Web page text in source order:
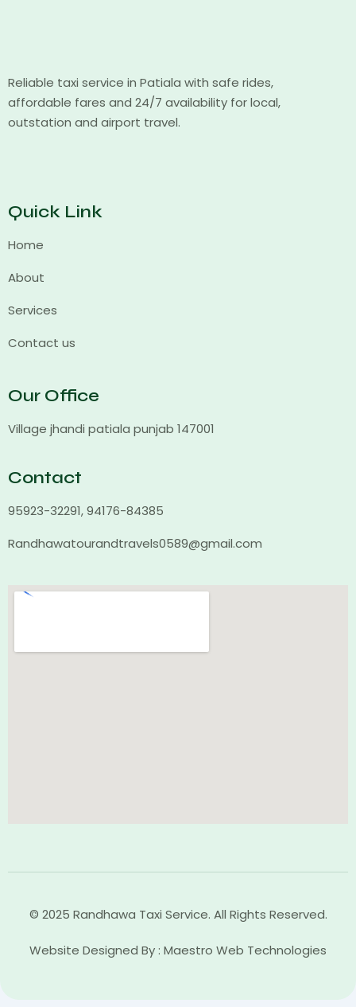
Reliable taxi service in Patiala with safe rides,
affordable fares and 24/7 availability for local,
outstation and airport travel.
Quick Link
Home
About
Services
Contact us
Our Office
Village jhandi patiala punjab 147001
Contact
95923-32291, 94176-84385
Randhawatourandtravels0589@gmail.com
© 2025 Randhawa Taxi Service. All Rights Reserved.
Website Designed By : Maestro Web Technologies